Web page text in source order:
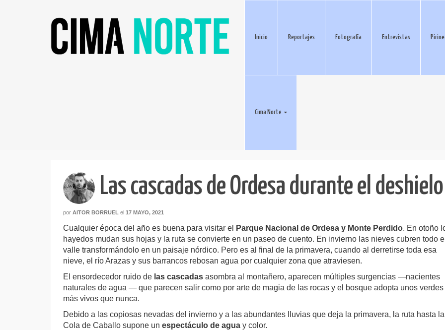
Inicio Reportajes Fotografía Entrevistas
Cima Norte
Las cascadas de Ordesa durante el deshielo
por AITOR BORRUEL el 17 MAYO, 2021
Cualquier época del año es buena para visitar el Parque Nacional de Ordesa y Monte Perdido. En otoño
hayedos mudan sus hojas y la ruta se convierte en un paseo de cuento. En invierno las nieves cubren todo
valle transformándolo en un paisaje nórdico. Pero es al final de la primavera, cuando al derretirse toda esa
nieve, el río Arazas y sus barrancos rebosan agua por cualquier zona que atraviesen.
El ensordecedor ruido de las cascadas asombra al montañero, aparecen múltiples surgencias —nacientes
naturales de agua — que parecen salir como por arte de magia de las rocas y el bosque adopta unos verdes
más vivos que nunca.
Debido a las copiosas nevadas del invierno y a las abundantes lluvias que deja la primavera, la ruta hasta la
Cola de Caballo supone un espectáculo de agua y color.